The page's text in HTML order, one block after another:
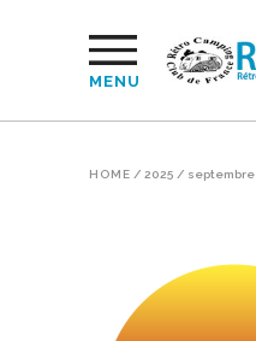
MENU
HOME / 2025 / septembre